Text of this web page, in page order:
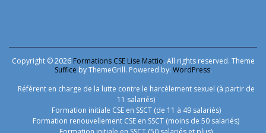
Copyright © 2026 Formations CSE Lise Mattio. All rights reserved. Theme
Suffice by ThemeGrill. Powered by: WordPress.
Référent en charge de la lutte contre le harcèlement sexuel (à partir de
11 salariés)
Formation initiale CSE en SSCT (de 11 à 49 salariés)
Formation renouvellement CSE en SSCT (moins de 50 salariés)